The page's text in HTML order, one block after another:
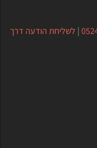
| לשליחת הודעה דרך